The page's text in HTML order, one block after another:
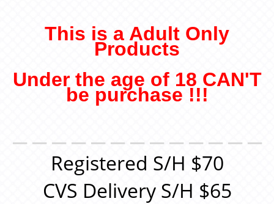
This is a Adult Only
Products
Under the age of 18 CAN'T
be purchase !!!
Registered S/H $70
CVS Delivery S/H $65